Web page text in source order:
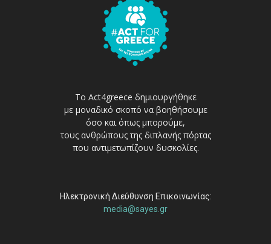
Το Act4greece δημιουργήθηκε
με μοναδικό σκοπό να βοηθήσουμε
όσο και όπως μπορούμε,
τους ανθρώπους της διπλανής πόρτας
που αντιμετωπίζουν δυσκολίες.
Ηλεκτρονική Διεύθυνση Επικοινωνίας:
media@sayes.gr